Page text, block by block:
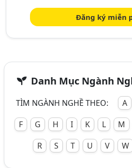
Đăng ký miễn
Danh Mục Ngành
TÌM NGÀNH NGHỀ THEO: A
F
G H I K L M
R
S T U V W